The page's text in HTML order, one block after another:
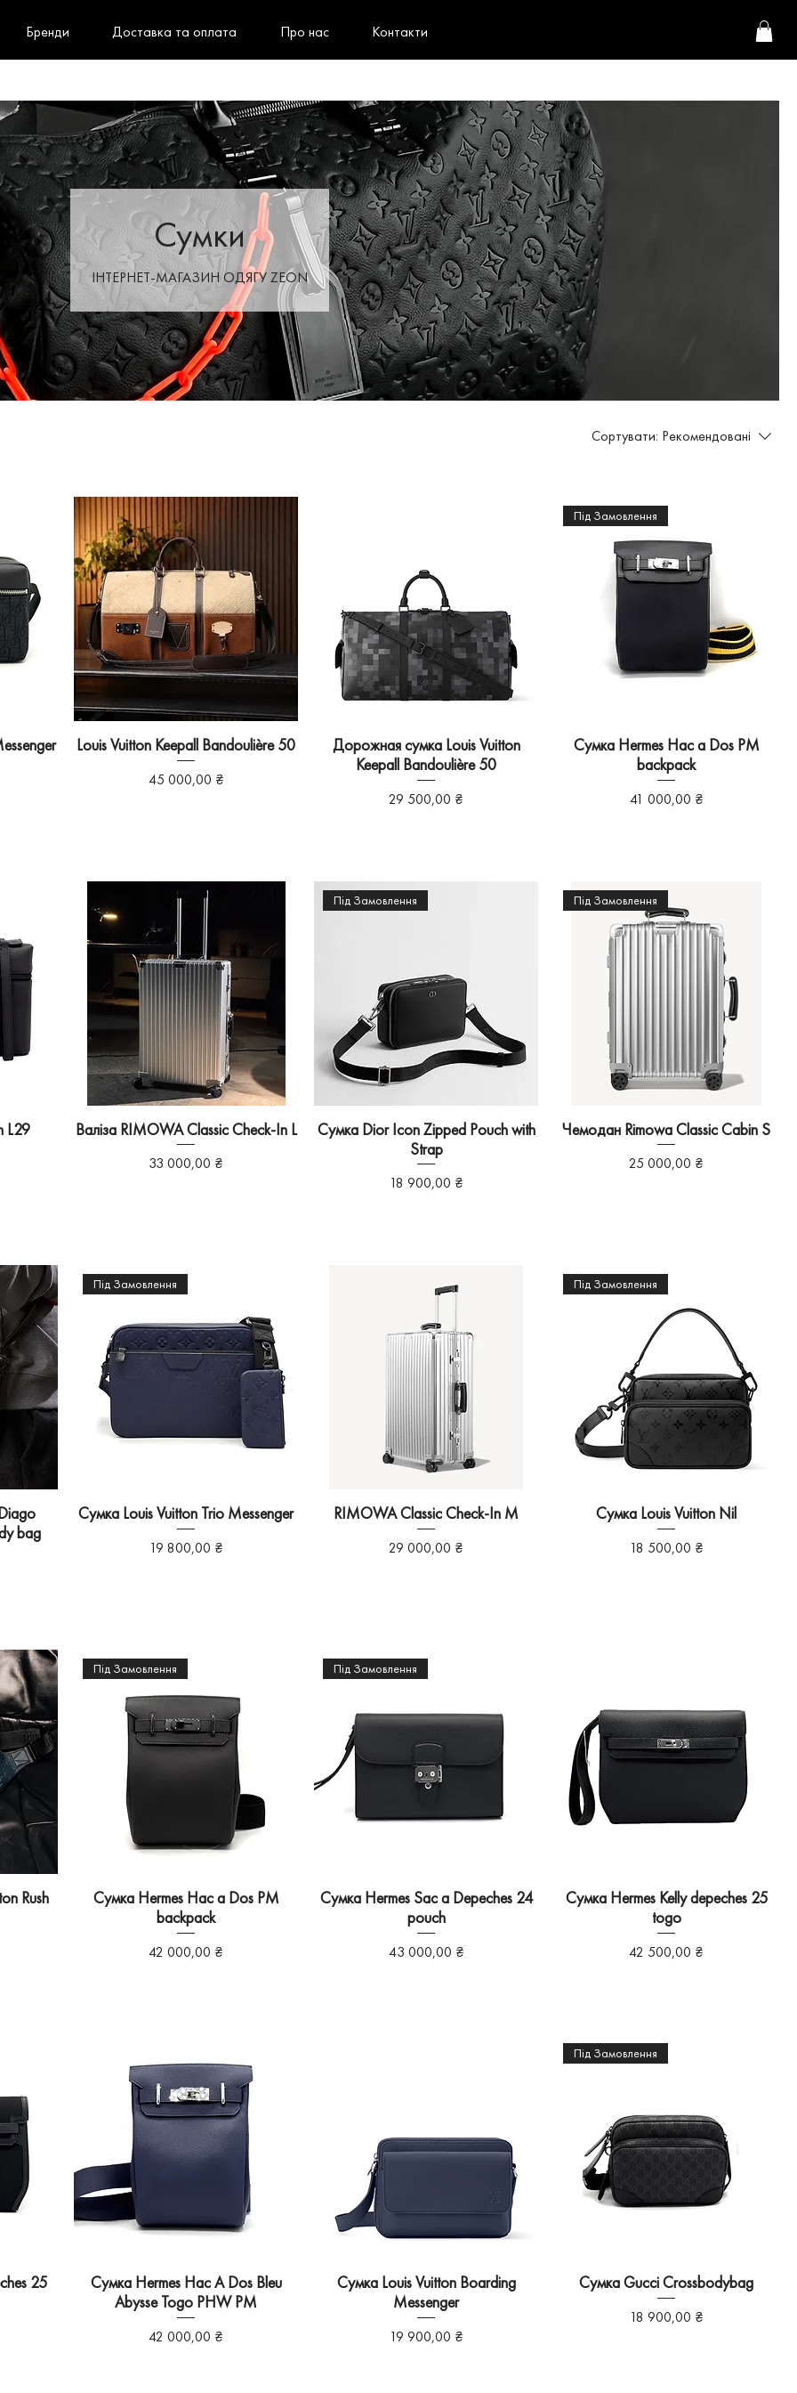
Бренди Доставка та оплата Про нас Контакти
Сумки
ІНТЕРНЕТ-МАГАЗИН ОДЯГУ ZEON
Сортувати: Рекомендовані
Louis Vuitton Keepall Bandoulière 50
Ціна
45 000,00 ₴
Дорожная сумка Louis Vuitton
Keepall Bandoulière 50
Ціна
29 500,00 ₴
Під Замовлення
Сумка Hermes Hac a Dos PM
backpack
Ціна
41 000,00 ₴
L29 Валіза RIMOWA Classic Check-In L
Ціна
33 000,00 ₴
Під Замовлення
Сумка Dior Icon Zipped Pouch with
Strap
Ціна
18 900,00 ₴
Під Замовлення
Чемодан Rimowa Classic Cabin S
Ціна
25 000,00 ₴
bag
Під Замовлення
Сумка Louis Vuitton Trio Messenger
Ціна
19 800,00 ₴
RIMOWA Classic Check-In M
Ціна
29 000,00 ₴
Під Замовлення
Сумка Louis Vuitton Nil
Ціна
18 500,00 ₴
Rush
Під Замовлення
Сумка Hermes Hac a Dos PM
backpack
Ціна
42 000,00 ₴
Під Замовлення
Сумка Hermes Sac a Depeches 24
pouch
Ціна
43 000,00 ₴
Сумка Hermes Kelly depeches 25
togo
Ціна
42 500,00 ₴
25
Сумка Hermes Hac A Dos Bleu
Abysse Togo PHW PM
Ціна
42 000,00 ₴
Сумка Louis Vuitton Boarding
Messenger
Ціна
19 900,00 ₴
Під Замовлення
Сумка Gucci Crossbodybag
Ціна
18 900,00 ₴